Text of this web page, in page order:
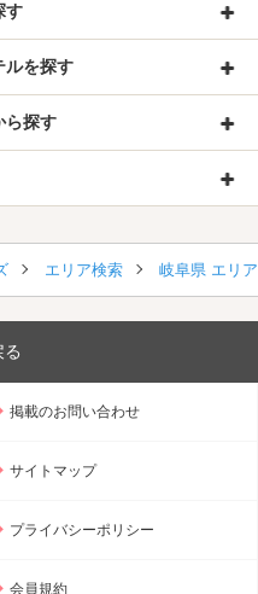
す
ルを探す
ら探す
エリア検索 岐阜県 エリ
掲載のお問い合わせ
サイトマップ
プライバシーポリシー
会員規約